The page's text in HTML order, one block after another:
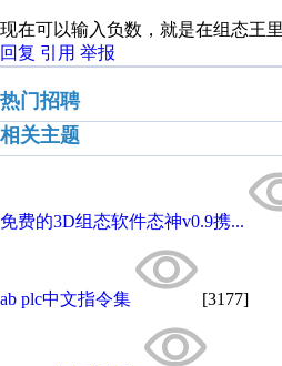
现在可以输入负数，就是在组态王
回复 引用 举报
热门招聘
相关主题
免费的3D组态软件态神v0.9携...
ab plc中文指令集 [3177]